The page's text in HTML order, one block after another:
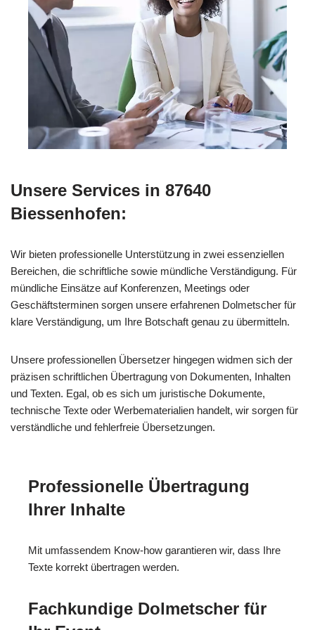
Unsere Services in 87640
Biessenhofen:
Wir bieten professionelle Unterstützung in zwei essenziellen
Bereichen, die schriftliche sowie mündliche Verständigung. Für
mündliche Einsätze auf Konferenzen, Meetings oder
Geschäftsterminen sorgen unsere erfahrenen Dolmetscher für
klare Verständigung, um Ihre Botschaft genau zu übermitteln.
Unsere professionellen Übersetzer hingegen widmen sich der
präzisen schriftlichen Übertragung von Dokumenten, Inhalten
und Texten. Egal, ob es sich um juristische Dokumente,
technische Texte oder Werbematerialien handelt, wir sorgen für
verständliche und fehlerfreie Übersetzungen.
Professionelle Übertragung
Ihrer Inhalte
Mit umfassendem Know-how garantieren wir, dass Ihre
Texte korrekt übertragen werden.
Fachkundige Dolmetscher für